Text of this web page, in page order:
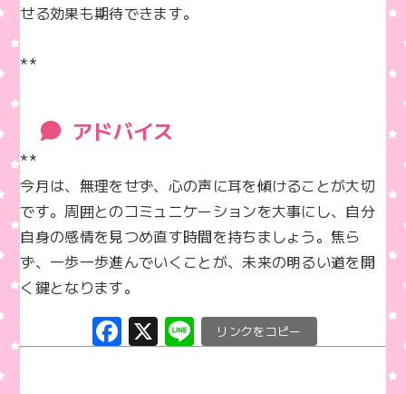
せる効果も期待できます。
**
アドバイス
**
今月は、無理をせず、心の声に耳を傾けることが大切
です。周囲とのコミュニケーションを大事にし、自分
自身の感情を見つめ直す時間を持ちましょう。焦ら
ず、一歩一歩進んでいくことが、未来の明るい道を開
く鍵となります。
F
a
X Li
n
C
o